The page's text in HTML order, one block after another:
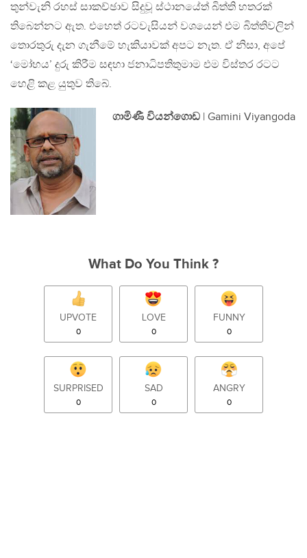
තුන්වැනි රහස් සාකච්ඡාව සිදුවූ ස්ථානයේත් බිත්ති හතරක්
තිබෙන්නට ඇත. එහෙත් රටවැසියන් වශයෙන් එම බිත්තිවලින්
තොරතුරු දැන ගැනීමේ හැකියාවක් අපට නැත. ඒ නිසා, අපේ
‘මෝහය’ දුරු කිරීම සඳහා ජනාධිපතිතුමාම එම විස්තර රටට
හෙළි කළ යුතුව තිබේ.
ගාමිණී වියන්ගොඩ | Gamini Viyangoda
What Do You Think ?
UPVOTE
0
LOVE
0
FUNNY
0
SURPRISED
0
SAD
0
ANGRY
0